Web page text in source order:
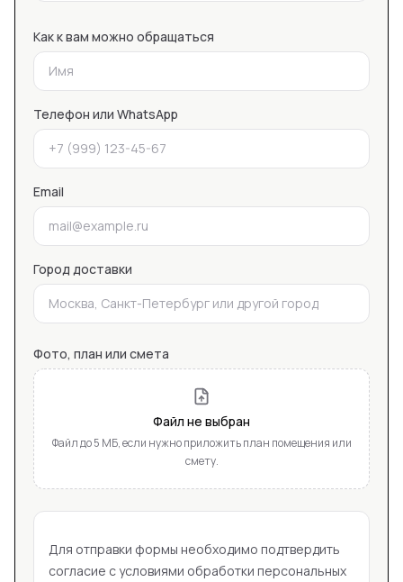
Как к вам можно обращаться
Телефон или WhatsApp
Email
Город доставки
Фото, план или смета
Файл не выбран
Файл до 5 МБ, если нужно приложить план помещения или
смету.
Для отправки формы необходимо подтвердить
согласие с условиями обработки персональных